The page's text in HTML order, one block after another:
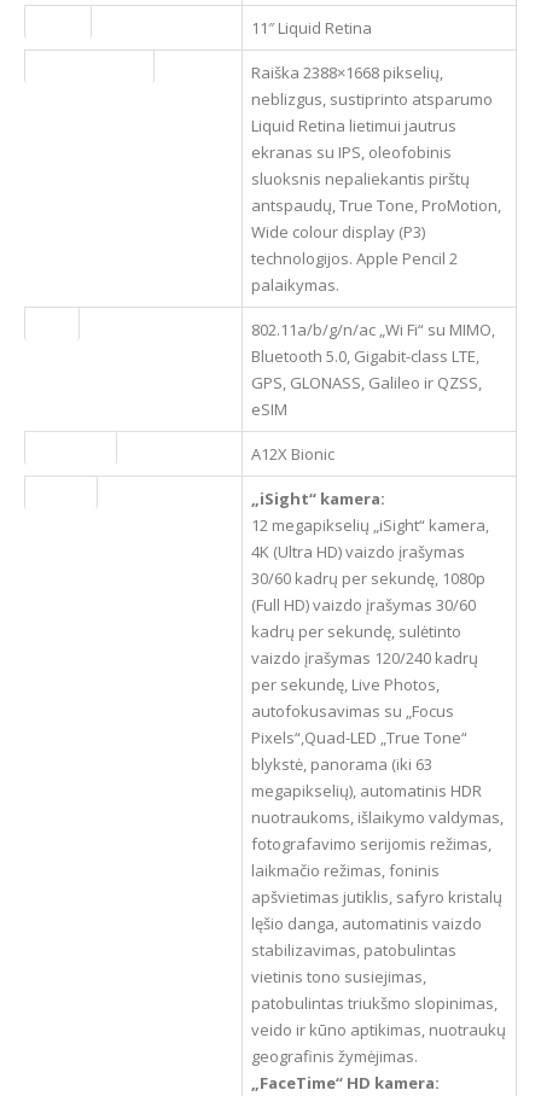
11″ Liquid Retina
Raiška 2388×1668 pikselių,
neblizgus, sustiprinto atsparumo
Liquid Retina lietimui jautrus
ekranas su IPS, oleofobinis
sluoksnis nepaliekantis pirštų
antspaudų, True Tone, ProMotion,
Wide colour display (P3)
technologijos. Apple Pencil 2
palaikymas.
802.11a/b/g/n/ac „Wi Fi“ su MIMO,
Bluetooth 5.0, Gigabit-class LTE,
GPS, GLONASS, Galileo ir QZSS,
eSIM
A12X Bionic
„iSight“ kamera:
12 megapikselių „iSight“ kamera,
4K (Ultra HD) vaizdo įrašymas
30/60 kadrų per sekundę, 1080p
(Full HD) vaizdo įrašymas 30/60
kadrų per sekundę, sulėtinto
vaizdo įrašymas 120/240 kadrų
per sekundę, Live Photos,
autofokusavimas su „Focus
Pixels“,Quad-LED „True Tone“
blykstė, panorama (iki 63
megapikselių), automatinis HDR
nuotraukoms, išlaikymo valdymas,
fotografavimo serijomis režimas,
laikmačio režimas, foninis
apšvietimas jutiklis, safyro kristalų
lęšio danga, automatinis vaizdo
stabilizavimas, patobulintas
vietinis tono susiejimas,
patobulintas triukšmo slopinimas,
veido ir kūno aptikimas, nuotraukų
geografinis žymėjimas.
„FaceTime“ HD kamera: